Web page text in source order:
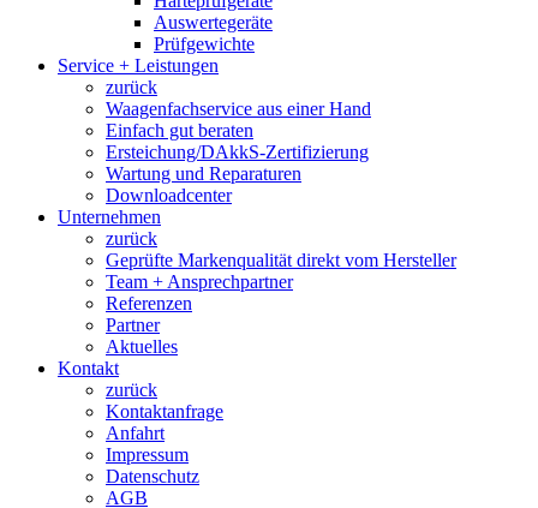
Auswertegeräte
Prüfgewichte
Service + Leistungen
zurück
Waagenfachservice aus einer Hand
Einfach gut beraten
Ersteichung/DAkkS-Zertifizierung
Wartung und Reparaturen
Downloadcenter
Unternehmen
zurück
Geprüfte Markenqualität direkt vom Hersteller
Team + Ansprechpartner
Referenzen
Partner
Aktuelles
Kontakt
zurück
Kontaktanfrage
Anfahrt
Impressum
Datenschutz
AGB